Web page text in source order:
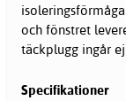
och fönstret
täckplugg ingår
Specifikationer